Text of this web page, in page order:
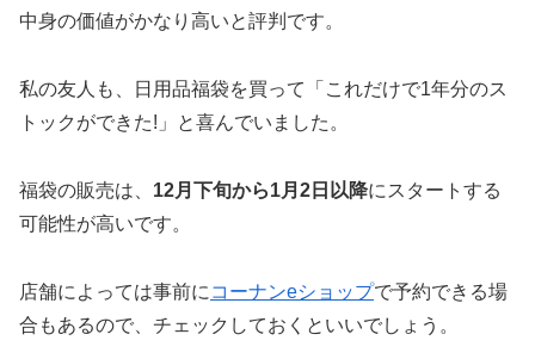
中身の価値がかなり高いと評判です。
私の友人も、日用品福袋を買って「これだけで1年分のス
トックができた!」と喜んでいました。
福袋の販売は、 12月下旬から1月2日以降にスタートする
可能性が高いです。
店舗によっては事前に コーナンeショップで予約できる場
合もあるので、チェックしておくといいでしょう。